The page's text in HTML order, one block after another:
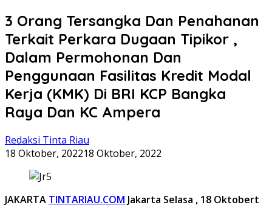
3 Orang Tersangka Dan Penahanan
Terkait Perkara Dugaan Tipikor ,
Dalam Permohonan Dan
Penggunaan Fasilitas Kredit Modal
Kerja (KMK) Di BRI KCP Bangka
Raya Dan KC Ampera
Redaksi Tinta Riau
18 Oktober, 202218 Oktober, 2022
JAKARTA TINTARIAU.COM Jakarta Selasa , 18 Oktobert